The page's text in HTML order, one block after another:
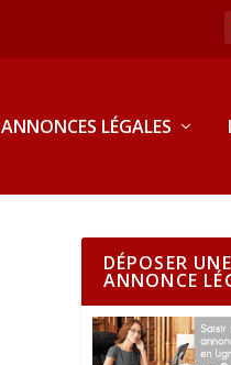
ANNONCES LÉGALES
DÉPOSER UNE
ANNONCE